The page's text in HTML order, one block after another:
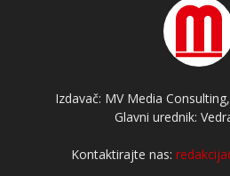
Izdavač: MV Media
Glavni urednik:
Kontaktirajte nas: